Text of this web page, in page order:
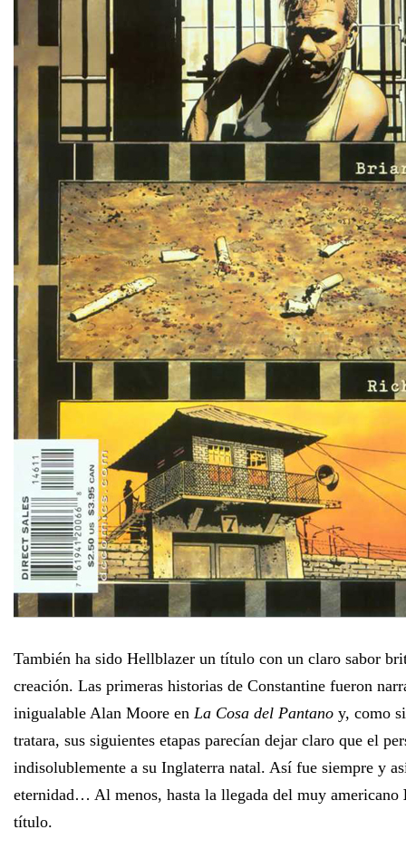
También ha sido Hellblazer un título con un claro sabor
creación. Las primeras historias de Constantine fueron
inigualable Alan Moore en La Cosa del Pantano y, como
tratara, sus siguientes etapas parecían dejar claro que el
indisolublemente a su Inglaterra natal. Así fue siempre y
eternidad… Al menos, hasta la llegada del muy americano
título.